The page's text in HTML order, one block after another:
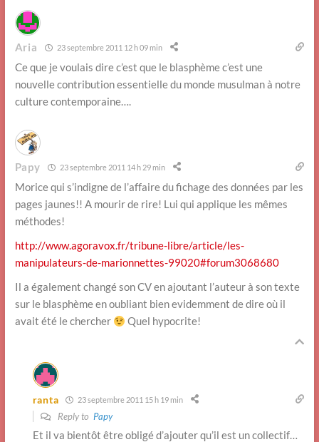
Aria 23 septembre 2011 12 h 09 min
Ce que je voulais dire c’est que le blasphème c’est une
nouvelle contribution essentielle du monde musulman à notre
culture contemporaine….
Papy 23 septembre 2011 14 h 29 min
Morice qui s’indigne de l’affaire du fichage des données par les
pages jaunes!! A mourir de rire! Lui qui applique les mêmes
méthodes!
http://www.agoravox.fr/tribune-libre/article/les-
manipulateurs-de-marionnettes-99020#forum3068680
Il a également changé son CV en ajoutant l’auteur à son texte
sur le blasphème en oubliant bien evidemment de dire où il
avait été le chercher
Quel hypocrite!
ranta 23 septembre 2011 15 h 19 min
Reply to Papy
Et il va bientôt être obligé d’ajouter qu’il est un collectif…